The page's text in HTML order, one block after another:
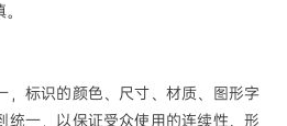
，标识的颜色、尺寸、材质、图形字
统一，以保证受众使用的连续性、形